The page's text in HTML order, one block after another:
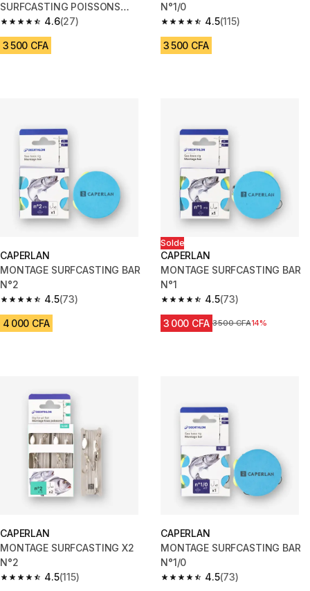
SURFCASTING POISSONS
PLATS HAMECON N°4
4.6
4.6 out of 5 stars from 27 reviews
(27)
3 500 CFA
N°1/0
4.5
4.5 out of 5 stars from 115
(115)
3 500 CFA
CAPERLAN
MONTAGE SURFCASTING BAR
N°2
4.5
4.5 out of 5 stars from 73 reviews
(73)
4 000 CFA
Solde
CAPERLAN
MONTAGE SURFCASTING BAR
N°1
4.5
4.5 out of 5 stars from 73
(73)
3 000 CFA Prix avant réduction
3 500 CFA14%
CAPERLAN
MONTAGE SURFCASTING X2
N°2
4.5
4.5 out of 5 stars from 115 reviews
(115)
CAPERLAN
MONTAGE SURFCASTING BAR
N°1/0
4.5
4.5 out of 5 stars from 73
(73)